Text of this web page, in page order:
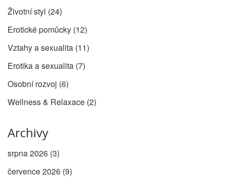
Životní styl (24)
Erotické pomůcky (12)
Vztahy a sexualita (11)
Erotika a sexualita (7)
Osobní rozvoj (6)
Wellness & Relaxace (2)
Archivy
srpna 2026 (3)
července 2026 (9)